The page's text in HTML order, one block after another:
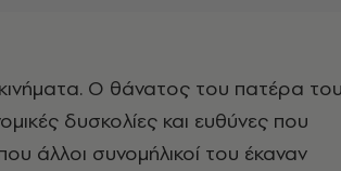
δυσκολίες και ευθύνες που
άλλοι συνομήλικοί του έκαναν